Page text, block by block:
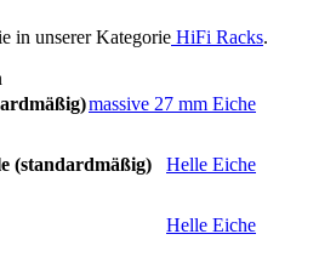
in unserer Kategorie HiFi Racks.
massive 27 mm Eiche
(standardmäßig) Helle Eiche
Helle Eiche